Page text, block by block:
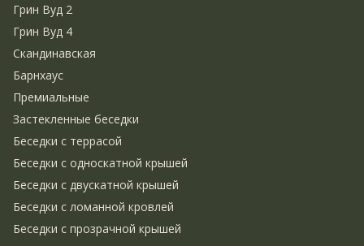
Грин Вуд 2
Грин Вуд 4
Скандинавская
Барнхаус
Премиальные
Застекленные беседки
Беседки с террасой
Беседки с односкатной крышей
Беседки с двускатной крышей
Беседки с ломанной кровлей
Беседки с прозрачной крышей